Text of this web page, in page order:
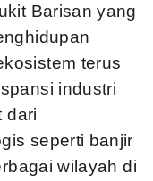
Barisan yang
terus
industri
dari
seperti banjir
wilayah di